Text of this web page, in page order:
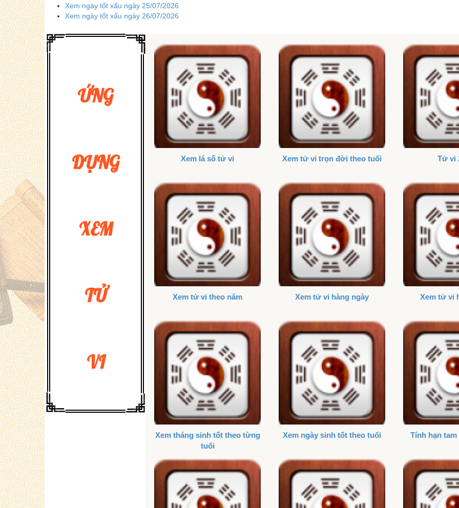
Xem ngày tốt xấu ngày 25/07/2026
Xem ngày tốt xấu ngày 26/07/2026
ỨNG
DỤNG
XEM
TỬ
VI
Xem lá số tử vi Xem tử vi trọn đời theo tuổi Tử vi
Xem tử vi theo năm Xem tử vi hàng ngày Xem tử vi
Xem tháng sinh tốt theo từng
tuổi
Xem ngày sinh tốt theo tuổi Tính hạn